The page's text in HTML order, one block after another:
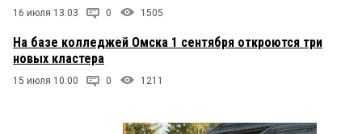
16 июля 13:03 0 1505
На базе колледжей Омска 1 сентября откроются три
новых кластера
15 июля 10:00 0 1211